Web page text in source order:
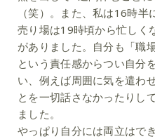
（笑）。また、私は16時半
売り場は19時頃から忙しく
がありました。自分も「職
という責任感からつい自分
い、例えば周囲に気を遣わ
とを一切話さなかったりし
ました。
やっぱり自分には両立はで